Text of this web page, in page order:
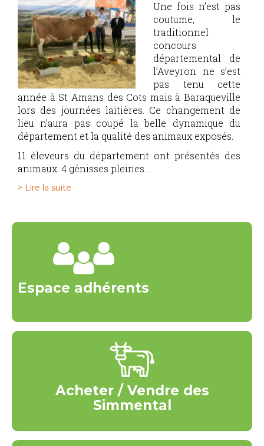
Une fois n’est pas
coutume, le
traditionnel
concours
départemental de
l’Aveyron ne s’est
pas tenu cette
année à St Amans des Cots mais à Baraqueville
lors des journées laitières. Ce changement de
lieu n’aura pas coupé la belle dynamique du
département et la qualité des animaux exposés.
11 éleveurs du département ont présentés des
animaux. 4 génisses pleines...
> Lire la suite
Espace adhérents
Acheter / Vendre des
Simmental